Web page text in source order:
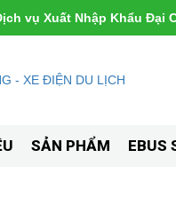
vụ Xuất Nhập Khẩu Đại
SẢN PHẨM EBUS